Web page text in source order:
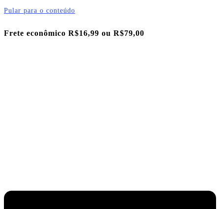
Pular para o conteúdo
Frete econômico R$16,99 ou R$79,00